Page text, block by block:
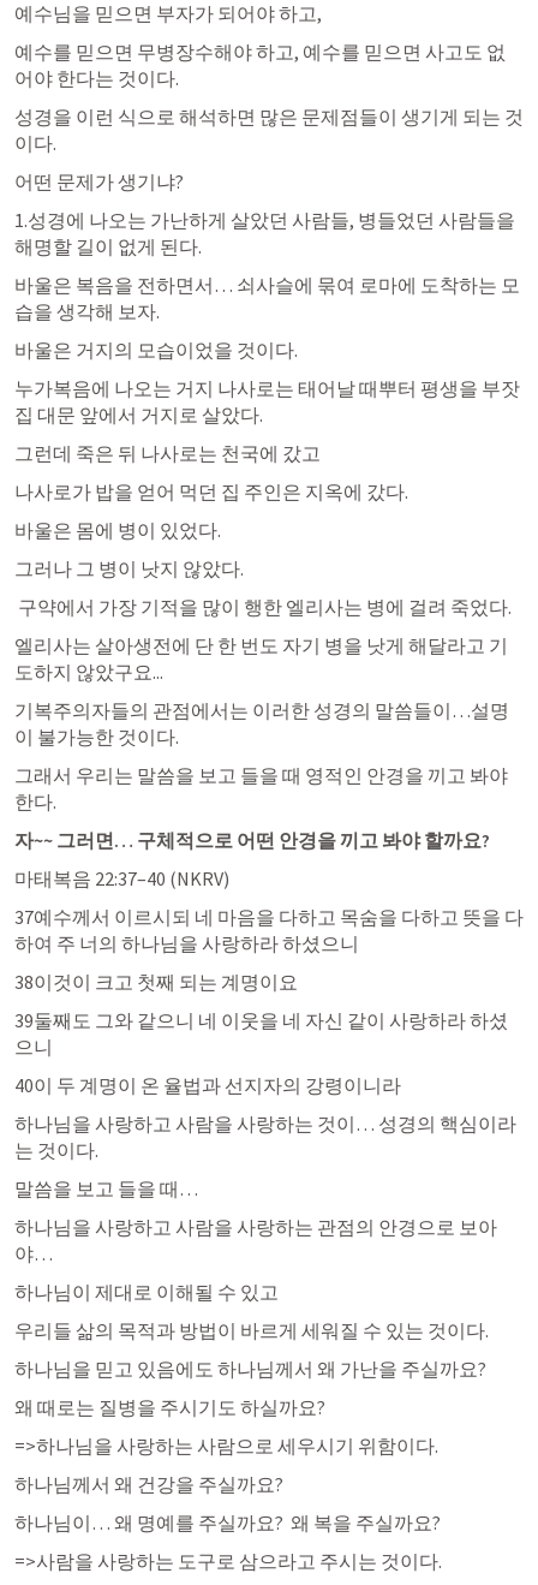
예수님을 믿으면 부자가 되어야 하고,
예수를 믿으면 무병장수해야 하고, 예수를 믿으면 사고도 없
어야 한다는 것이다.
성경을 이런 식으로 해석하면 많은 문제점들이 생기게 되는 것
이다.
어떤 문제가 생기냐?
1.성경에 나오는 가난하게 살았던 사람들, 병들었던 사람들을
해명할 길이 없게 된다.
바울은 복음을 전하면서… 쇠사슬에 묶여 로마에 도착하는 모
습을 생각해 보자.
바울은 거지의 모습이었을 것이다.
누가복음에 나오는 거지 나사로는 태어날 때뿌터 평생을 부잣
집 대문 앞에서 거지로 살았다.
그런데 죽은 뒤 나사로는 천국에 갔고
나사로가 밥을 얻어 먹던 집 주인은 지옥에 갔다.
바울은 몸에 병이 있었다.
그러나 그 병이 낫지 않았다.
구약에서 가장 기적을 많이 행한 엘리사는 병에 걸려 죽었다.
엘리사는 살아생전에 단 한 번도 자기 병을 낫게 해달라고 기
도하지 않았구요...
기복주의자들의 관점에서는 이러한 성경의 말씀들이…설명
이 불가능한 것이다.
그래서 우리는 말씀을 보고 들을 때 영적인 안경을 끼고 봐야
한다.
자~~ 그러면… 구체적으로 어떤 안경을 끼고 봐야 할까요?
마태복음 22:37–40 (NKRV)
37예수께서 이르시되 네 마음을 다하고 목숨을 다하고 뜻을 다
하여 주 너의 하나님을 사랑하라 하셨으니
38이것이 크고 첫째 되는 계명이요
39둘째도 그와 같으니 네 이웃을 네 자신 같이 사랑하라 하셨
으니
40이 두 계명이 온 율법과 선지자의 강령이니라
하나님을 사랑하고 사람을 사랑하는 것이… 성경의 핵심이라
는 것이다.
말씀을 보고 들을 때…
하나님을 사랑하고 사람을 사랑하는 관점의 안경으로 보아
야…
하나님이 제대로 이해될 수 있고
우리들 삶의 목적과 방법이 바르게 세워질 수 있는 것이다.
하나님을 믿고 있음에도 하나님께서 왜 가난을 주실까요?
왜 때로는 질병을 주시기도 하실까요?
=>하나님을 사랑하는 사람으로 세우시기 위함이다.
하나님께서 왜 건강을 주실까요?
하나님이… 왜 명예를 주실까요?  왜 복을 주실까요?
=>사람을 사랑하는 도구로 삼으라고 주시는 것이다.